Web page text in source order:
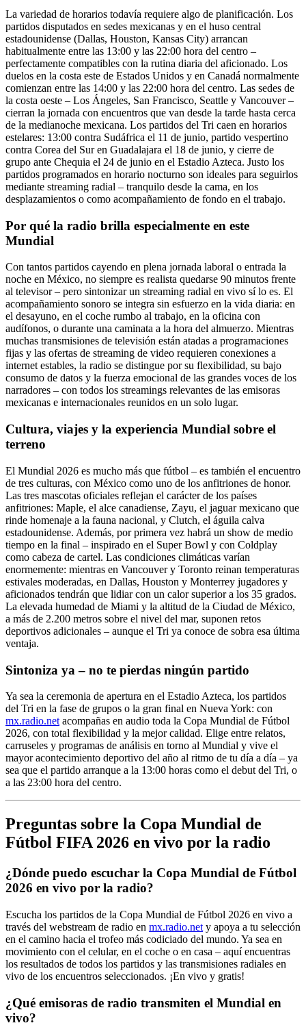
La variedad de horarios todavía requiere algo de planificación. Los
partidos disputados en sedes mexicanas y en el huso central
estadounidense (Dallas, Houston, Kansas City) arrancan
habitualmente entre las 13:00 y las 22:00 hora del centro –
perfectamente compatibles con la rutina diaria del aficionado. Los
duelos en la costa este de Estados Unidos y en Canadá normalmente
comienzan entre las 14:00 y las 22:00 hora del centro. Las sedes de
la costa oeste – Los Ángeles, San Francisco, Seattle y Vancouver –
cierran la jornada con encuentros que van desde la tarde hasta cerca
de la medianoche mexicana. Los partidos del Tri caen en horarios
estelares: 13:00 contra Sudáfrica el 11 de junio, partido vespertino
contra Corea del Sur en Guadalajara el 18 de junio, y cierre de
grupo ante Chequia el 24 de junio en el Estadio Azteca. Justo los
partidos programados en horario nocturno son ideales para seguirlos
mediante streaming radial – tranquilo desde la cama, en los
desplazamientos o como acompañamiento de fondo en el trabajo.
Por qué la radio brilla especialmente en este
Mundial
Con tantos partidos cayendo en plena jornada laboral o entrada la
noche en México, no siempre es realista quedarse 90 minutos frente
al televisor – pero sintonizar un streaming radial en vivo sí lo es. El
acompañamiento sonoro se integra sin esfuerzo en la vida diaria: en
el desayuno, en el coche rumbo al trabajo, en la oficina con
audífonos, o durante una caminata a la hora del almuerzo. Mientras
muchas transmisiones de televisión están atadas a programaciones
fijas y las ofertas de streaming de video requieren conexiones a
internet estables, la radio se distingue por su flexibilidad, su bajo
consumo de datos y la fuerza emocional de las grandes voces de los
narradores – con todos los streamings relevantes de las emisoras
mexicanas e internacionales reunidos en un solo lugar.
Cultura, viajes y la experiencia Mundial sobre el
terreno
El Mundial 2026 es mucho más que fútbol – es también el encuentro
de tres culturas, con México como uno de los anfitriones de honor.
Las tres mascotas oficiales reflejan el carácter de los países
anfitriones: Maple, el alce canadiense, Zayu, el jaguar mexicano que
rinde homenaje a la fauna nacional, y Clutch, el águila calva
estadounidense. Además, por primera vez habrá un show de medio
tiempo en la final – inspirado en el Super Bowl y con Coldplay
como cabeza de cartel. Las condiciones climáticas varían
enormemente: mientras en Vancouver y Toronto reinan temperaturas
estivales moderadas, en Dallas, Houston y Monterrey jugadores y
aficionados tendrán que lidiar con un calor superior a los 35 grados.
La elevada humedad de Miami y la altitud de la Ciudad de México,
a más de 2.200 metros sobre el nivel del mar, suponen retos
deportivos adicionales – aunque el Tri ya conoce de sobra esa última
ventaja.
Sintoniza ya – no te pierdas ningún partido
Ya sea la ceremonia de apertura en el Estadio Azteca, los partidos
del Tri en la fase de grupos o la gran final en Nueva York: con
mx.radio.net acompañas en audio toda la Copa Mundial de Fútbol
2026, con total flexibilidad y la mejor calidad. Elige entre relatos,
carruseles y programas de análisis en torno al Mundial y vive el
mayor acontecimiento deportivo del año al ritmo de tu día a día – ya
sea que el partido arranque a la 13:00 horas como el debut del Tri, o
a las 23:00 hora del centro.
Preguntas sobre la Copa Mundial de
Fútbol FIFA 2026 en vivo por la radio
¿Dónde puedo escuchar la Copa Mundial de Fútbol
2026 en vivo por la radio?
Escucha los partidos de la Copa Mundial de Fútbol 2026 en vivo a
través del webstream de radio en mx.radio.net y apoya a tu selección
en el camino hacia el trofeo más codiciado del mundo. Ya sea en
movimiento con el celular, en el coche o en casa – aquí encuentras
los resultados de todos los partidos y las transmisiones radiales en
vivo de los encuentros seleccionados. ¡En vivo y gratis!
¿Qué emisoras de radio transmiten el Mundial en
vivo?